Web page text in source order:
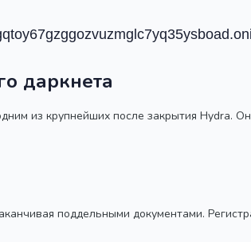
даркнета
из крупнейших после закрытия Hydra.
поддельными документами.